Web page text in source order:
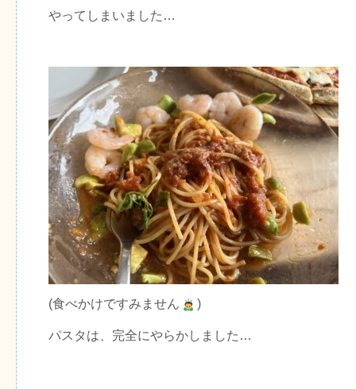
やってしまいました…
(食べかけですみません )
パスタは、完全にやらかしました…